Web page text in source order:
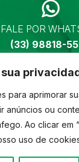
para aprimorar
anúncios ou
Ao clicar em
uso de
FALE POR
(33) 98818-